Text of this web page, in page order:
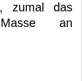
zumal das
an